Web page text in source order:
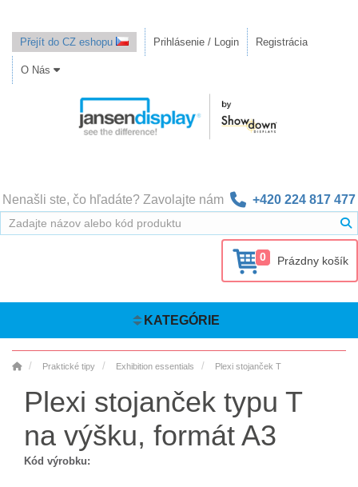
Přejít do CZ eshopu Prihlásenie / Login Registrácia
O Nás
Nenašli ste, čo hľadáte? Zavolajte nám +420 224 817 477
0 Prázdny košík
KATEGÓRIE
Praktické tipy Exhibition essentials Plexi stojanček T
Plexi stojanček typu T
na výšku, formát A3
Kód výrobku: